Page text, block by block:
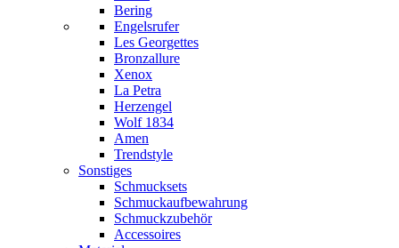
Bering
Engelsrufer
Les Georgettes
Bronzallure
Xenox
La Petra
Herzengel
Wolf 1834
Amen
Trendstyle
Sonstiges
Schmucksets
Schmuckaufbewahrung
Schmuckzubehör
Accessoires